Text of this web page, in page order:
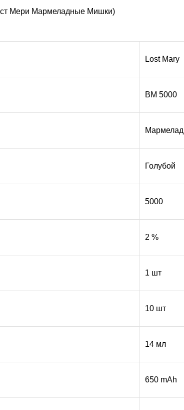
Мери Мармеладные Мишки)
Lost Mary
BM 5000
Голубой
5000
2 %
1 шт
10 шт
14 мл
650 mAh